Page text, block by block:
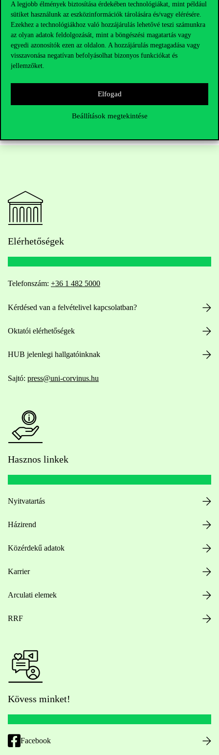
A legjobb élmények biztosítása érdekében technológiákat, mint például
sütiket használunk az eszközinformációk tárolására és/vagy elérésére.
Ezekhez a technológiákhoz való hozzájárulás lehetővé teszi számunkra
az olyan adatok feldolgozását, mint a böngészési magatartás vagy
egyedi azonosítók ezen az oldalon. A hozzájárulás megtagadása vagy
visszavonása negatívan befolyásolhat bizonyos funkciókat és
jellemzőket.
Elfogad
Beállítások megtekintése
Kérjük, ha bármi okból nem tudna indulni a megjelölt képzésen,
vagy más kérdése/ kérése lenne, jelezze azt Jávorffy-Lázok
Alexandrának.
Minden Kedves Kollégának eredményes képzést, sikeres
szakmai felkészülést kívánunk!
Elérhetőségek
Telefonszám: +36 1 482 5000
Kérdésed van a felvételivel kapcsolatban?
Oktatói elérhetőségek
HUB jelenlegi hallgatóinknak
Sajtó: press@uni-corvinus.hu
Hasznos linkek
Nyitvatartás
Házirend
Közérdekű adatok
Karrier
Arculati elemek
RRF
Kövess minket!
Facebook